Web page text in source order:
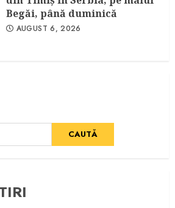
Begăi, până duminică
AUGUST 6, 2026
CAUTĂ